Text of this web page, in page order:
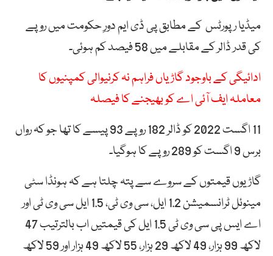
میڈیا رپورٹس کے مطابق پی ڈی ایم دورِ حکومت میں روپے
کی قدر ڈالر کے مقابلے میں 58 فیصد کم ہوئی۔
ادائیگی کے باوجود گاڑیاں فراہم نہ کرنیوالی کمپنیوں کا
معاملہ ایف آئی اے کو بھیجنے کا فیصلہ
11 اگست 2022 کو ڈالر 182 روپے 93 پیسے کا تھا جو کہ رواں
برس 9 اگست کو 289 روپے کا ہوگیا۔
گاڑیوں قیمتوں کے سروے سے پتہ چلتا ہے کہ ہونڈا سٹی
مینوئل ٹرانسمیشن 1.2 ایل، سی وی ٹی، 1.5 ایل سی وی ٹی اور
اے ایس پی سی وی ٹی 1.5 ایل کی قیمتیں اب بالترتیب 47
لاکھ 99 ہزار، 49 لاکھ 29 ہزار، 55 لاکھ 49 ہزار اور 59 لاکھ